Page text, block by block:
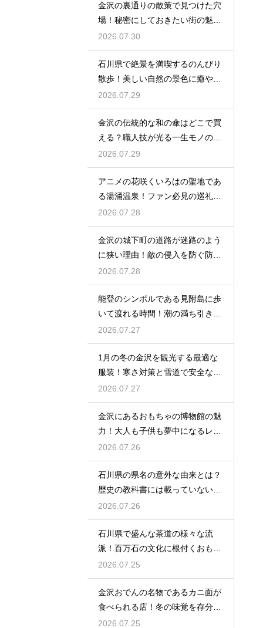
金沢の裏通りの散策で見つけた穴
場！秘密にしておきたい街の魅力
を大発見
2026.07.30
石川県で絶景を満喫するのんびり
散歩！美しい自然の景色に癒やさ
れる休日
2026.07.29
金沢の伝統的な和の傘はどこで買
える？職人技が光る一生モノの工
芸品
2026.07.29
アニメの花咲くいろはの聖地であ
る湯涌温泉！ファン必見の巡礼ス
ポット
2026.07.28
金沢の城下町の道路が迷路のよう
に狭い理由！敵の侵入を防ぐ防衛
の知恵
2026.07.28
能登のシンボルである見附島に歩
いて渡れる時間！潮の満ち引きが
生む奇跡
2026.07.27
1月の冬の金沢を観光する最適な
服装！寒さ対策と雪道で安全な靴
の選び方
2026.07.27
金沢にあるおもちゃの博物館の魅
力！大人も子供も夢中になるレト
ロな世界
2026.07.26
石川県の県名の意外な由来とは？
歴史の教科書には載っていない興
味深い話
2026.07.26
石川県で盛んな茶道の様々な流
派！百万石の文化に根付くおもて
なしの心
2026.07.25
金沢おでんの名物であるカニ面が
食べられる店！冬の味覚を存分に
味わう
2026.07.25